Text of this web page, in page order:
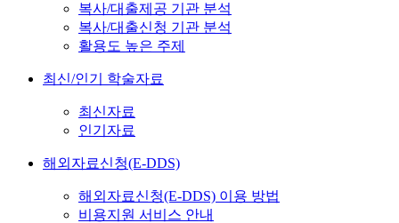
복사/대출제공 기관 분석
복사/대출신청 기관 분석
활용도 높은 주제
최신/인기 학술자료
최신자료
인기자료
해외자료신청(E-DDS)
해외자료신청(E-DDS) 이용 방법
비용지원 서비스 안내